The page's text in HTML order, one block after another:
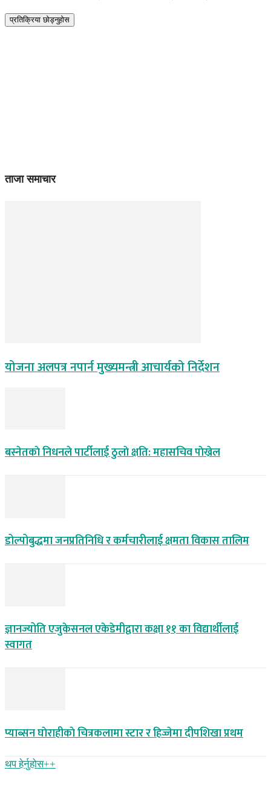
ताजा समाचार
योजना अलपत्र नपार्न मुख्यमन्त्री आचार्यको निर्देशन
बस्नेतकाे निधनले पार्टीलाई ठुलाे क्षति: महासचिव पाेख्रेल
डोल्पोबुद्धमा जनप्रतिनिधि र कर्मचारीलाई क्षमता विकास तालिम
ज्ञानज्योति एजुकेसनल एकेडेमीद्वारा कक्षा ११ का विद्यार्थीलाई
स्वागत
प्याब्सन घाेराहीकाे चित्रकलामा स्टार र हिज्जेमा दीपशिखा प्रथम
थप हेर्नुहोस‌++